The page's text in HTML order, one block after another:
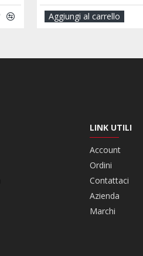
Aggiungi al carrello
LINK UTILI
Account
Ordini
Contattaci
Azienda
Marchi